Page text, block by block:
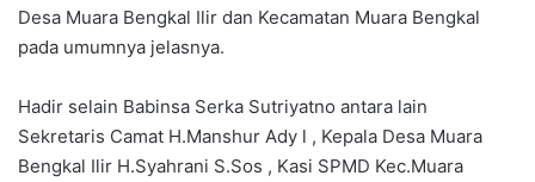
Desa Muara Bengkal Ilir dan Kecamatan Muara Bengkal
pada umumnya jelasnya.
Hadir selain Babinsa Serka Sutriyatno antara lain
Sekretaris Camat H.Manshur Ady l , Kepala Desa Muara
Bengkal Ilir H.Syahrani S.Sos , Kasi SPMD Kec.Muara